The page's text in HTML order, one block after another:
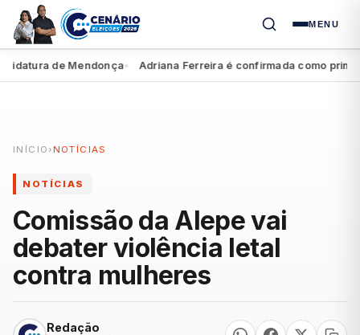
MENU
de Mendonça● Adriana Ferreira é confirmada como primeira
INÍCIO › NOTÍCIAS
NOTÍCIAS
Comissão da Alepe vai
debater violência letal
contra mulheres
Redação